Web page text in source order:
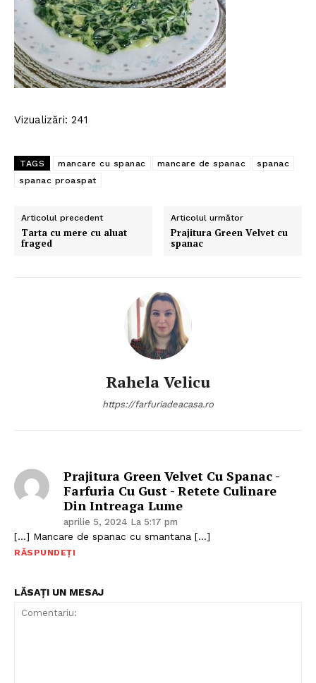
Contact
Despre mine
Vizualizări: 241
TAGS mancare cu spanac mancare de spanac
spanac
spanac proaspat
Articolul precedent
Tarta cu mere cu aluat
fraged
Articolul următor
Prajitura Green Velvet cu
spanac
Rahela Velicu
https://farfuriadeacasa.ro
Prajitura Green Velvet Cu Spanac -
Farfuria Cu Gust - Retete Culinare
Din Intreaga Lume
aprilie 5, 2024 La 5:17 pm
[…] Mancare de spanac cu smantana […]
RĂSPUNDEȚI
LĂSAȚI UN MESAJ